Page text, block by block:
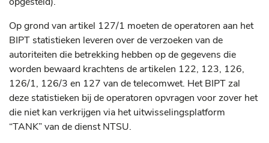
Op grond van artikel 127/1 moeten de operatoren aan het
BIPT statistieken leveren over de verzoeken van de
autoriteiten die betrekking hebben op de gegevens die
worden bewaard krachtens de artikelen 122, 123, 126,
126/1, 126/3 en 127 van de telecomwet. Het BIPT zal
deze statistieken bij de operatoren opvragen voor zover het
die niet kan verkrijgen via het uitwisselingsplatform
“TANK” van de dienst NTSU.